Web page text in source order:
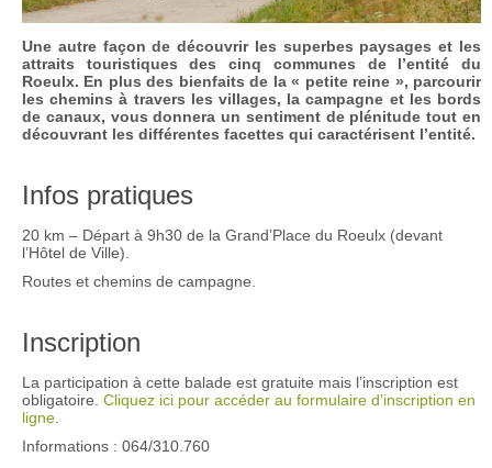
Une autre façon de découvrir les superbes paysages et les
attraits touristiques des cinq communes de l’entité du
Roeulx. En plus des bienfaits de la « petite reine », parcourir
les chemins à travers les villages, la campagne et les bords
de canaux, vous donnera un sentiment de plénitude tout en
découvrant les différentes facettes qui caractérisent l’entité.
Infos pratiques
20 km – Départ à 9h30 de la Grand’Place du Roeulx (devant
l’Hôtel de Ville).
Routes et chemins de campagne.
Inscription
La participation à cette balade est gratuite mais l’inscription est
obligatoire. Cliquez ici pour accéder au formulaire d’inscription en
ligne
Informations : 064/310.760